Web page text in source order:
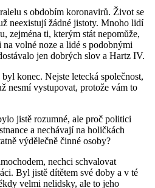
s obdobím koronavirů. Život se
neexistují žádné jistoty. Mnoho lidí
zejména ti, kterým stát nepomůže,
volné noze a lidé s podobnými
jen dobrých slov a Hartz IV.
konec. Nejste letecká společnost,
nesmí vystupovat, protože vám to
jistě rozumné, ale proč politici
a nechávají na holičkách
výdělečně činné osoby?
nechci schvalovat
Byl jistě dítětem své doby a v té
velmi nelidsky, ale to jeho